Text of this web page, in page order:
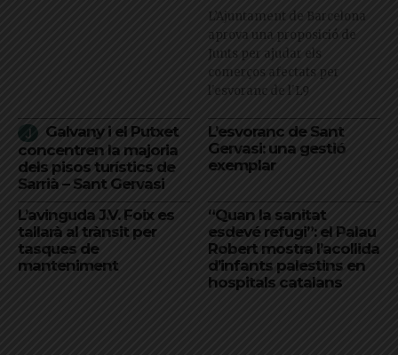
L’Ajuntament de Barcelona
aprova una proposició de
Junts per ajudar els
comerços afectats per
l'esvoranc de l'L9
Galvany i el Putxet
concentren la majoria
dels pisos turístics de
Sarrià – Sant Gervasi
L’esvoranc de Sant
Gervasi: una gestió
exemplar
L’avinguda J.V. Foix es
tallarà al trànsit per
tasques de
manteniment
“Quan la sanitat
esdevé refugi”: el Palau
Robert mostra l’acollida
d’infants palestins en
hospitals catalans